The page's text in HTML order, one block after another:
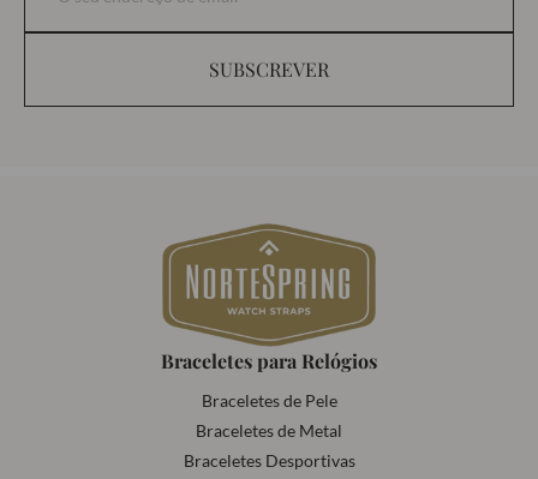
SUBSCREVER
Braceletes para Relógios
Braceletes de Pele
Braceletes de Metal
Braceletes Desportivas